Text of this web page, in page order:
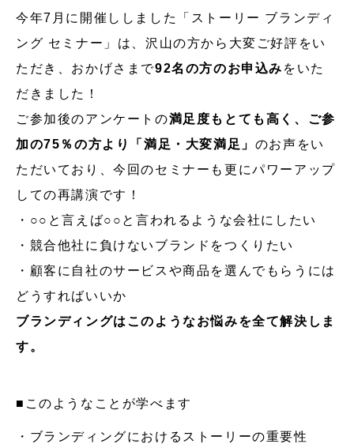
今年7月に開催ししました「ストーリー ブランディ
ング セミナー」は、沢山の方から大変ご好評をい
ただき、おかげさまで92名の方のお申込み をいた
だきました！
ご参加後のアンケートの満足度もとても高く、ご参
加の75％の方より「満足・大変満足」 のお声をい
ただいており、今回のセミナーも更にパワーアップ
しての再講演です！
・○○と言えば○○と言われるような会社にしたい
・競合他社に負けないブランドをつくりたい
・顧客に自社のサービスや商品を選んでもらうには
どうすればいいか
ブランディングはこのようなお悩みを全て解決しま
す。
■このようなことが学べます
・ブランディングにおけるストーリーの重要性